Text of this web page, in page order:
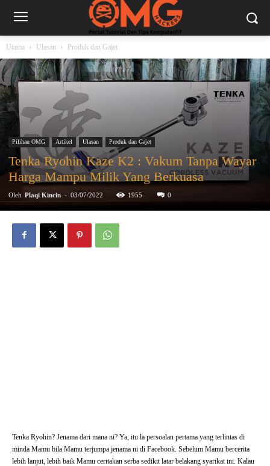
Utama Ulasan Produk dan Gajet
Pilihan OMG Artikel Ulasan Produk dan Gajet
Tenka Ryohin Kaze K2 : Vakum Tanpa Wayar
Harga Mampu Milik Yang Berkuasa
Oleh Plaqi Kincin - 03/07/2022 1955 0
Tenka Ryohin? Jenama dari mana ni? Ya, itu la persoalan pertama yang terlintas di
minda Mamu bila Mamu terjumpa jenama ni di Facebook. Sebelum Mamu bercerita
lebih lanjut, lebih baik Mamu ceritakan serba sedikit latar belakang syarikat ini. Kalau